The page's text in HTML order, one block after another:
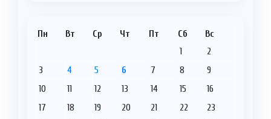
Пн Вт Ср Чт Пт Сб Вс
1
2
3
4 5 6 7 8
9
10
11 12 13 14 15
16
17
18 19 20 21 22
23